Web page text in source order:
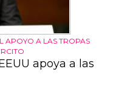
APOYO A LAS TROPAS
apoya a las